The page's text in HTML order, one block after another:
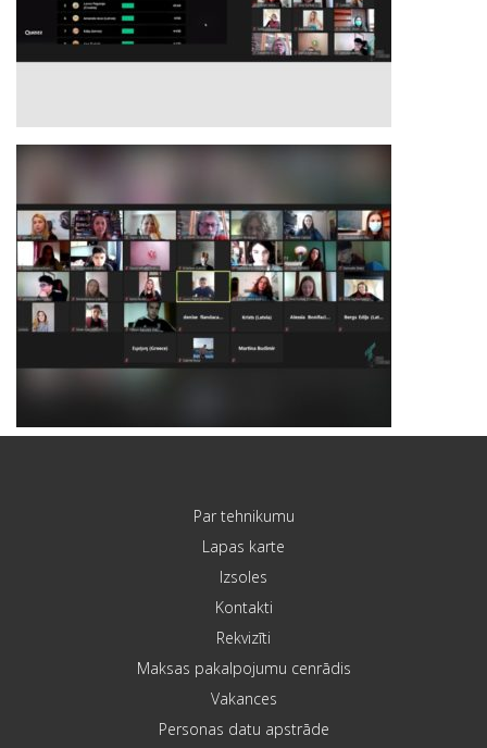
Par tehnikumu
Lapas karte
Izsoles
Kontakti
Rekvizīti
Maksas pakalpojumu cenrādis
Vakances
Personas datu apstrāde